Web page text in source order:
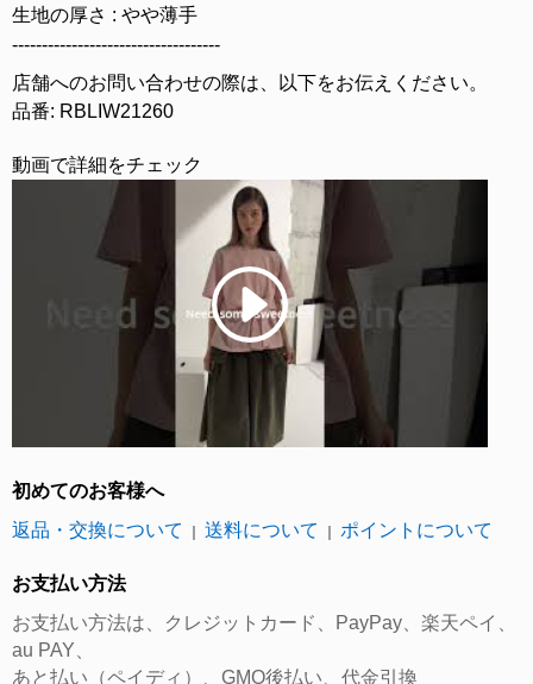
生地の厚さ : やや薄手
-----------------------------------
店舗へのお問い合わせの際は、以下をお伝えください。
品番: RBLIW21260
動画で詳細をチェック
初めてのお客様へ
返品・交換について
｜ 送料について ｜ ポイントについて
お支払い方法
お支払い方法は、クレジットカード、PayPay、楽天ペイ、
au PAY、
あと払い（ペイディ）、GMO後払い、代金引換